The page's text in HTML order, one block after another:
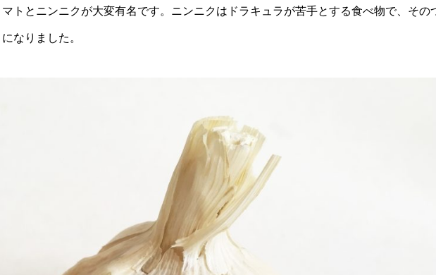
トとニンニクが大変有名です。ニンニクはドラキュラが苦手とする食べ物で、その
なりました。